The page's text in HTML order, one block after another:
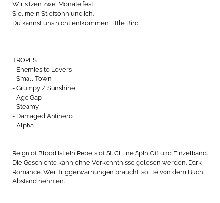
Wir sitzen zwei Monate fest.
Sie, mein Stiefsohn und ich.
Du kannst uns nicht entkommen, little Bird.
TROPES
- Enemies to Lovers
- Small Town
- Grumpy / Sunshine
- Age Gap
- Steamy
- Damaged Antihero
- Alpha
Reign of Blood ist ein Rebels of St. Cilline Spin Off und Einzelband.
Die Geschichte kann ohne Vorkenntnisse gelesen werden. Dark
Romance. Wer Triggerwarnungen braucht, sollte von dem Buch
Abstand nehmen.